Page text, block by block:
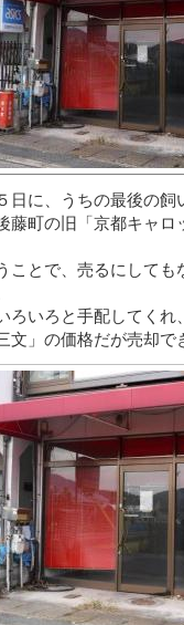
に、うちの最後の飼
藤町の旧「京都キャロ
とで、売るにしても
いろと手配してくれ
文」の価格だが売却で